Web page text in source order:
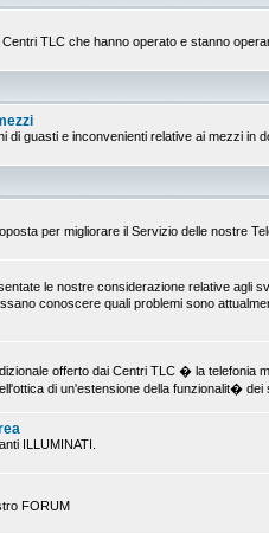
TLC che hanno operato e stanno
di guasti e inconvenienti relative ai mezzi in
per migliorare il Servizio delle nostre
le nostre considerazione relative agli
conoscere quali problemi sono
offerto dai Centri TLC � la telefonia
di un'estensione della funzionalit�
ILLUMINATI.
FORUM